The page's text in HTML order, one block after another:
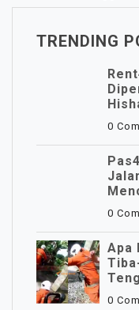
TRENDING
0
0
Apa
0